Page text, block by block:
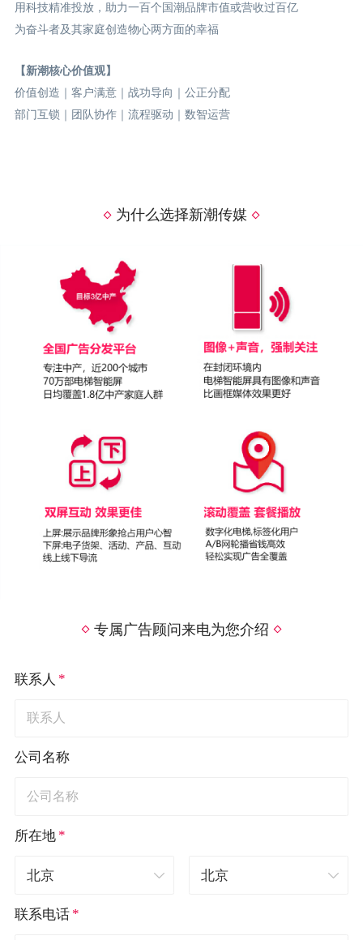
用科技精准投放，助力一百个国潮品牌市值或营收过百亿
为奋斗者及其家庭创造物心两方面的幸福
【新潮核心价值观】
价值创造｜客户满意｜战功导向｜公正分配
部门互锁｜团队协作｜流程驱动｜数智运营
为什么选择新潮传媒
专属广告顾问来电为您介绍
联系人 *
公司名称
所在地 *
联系电话 *